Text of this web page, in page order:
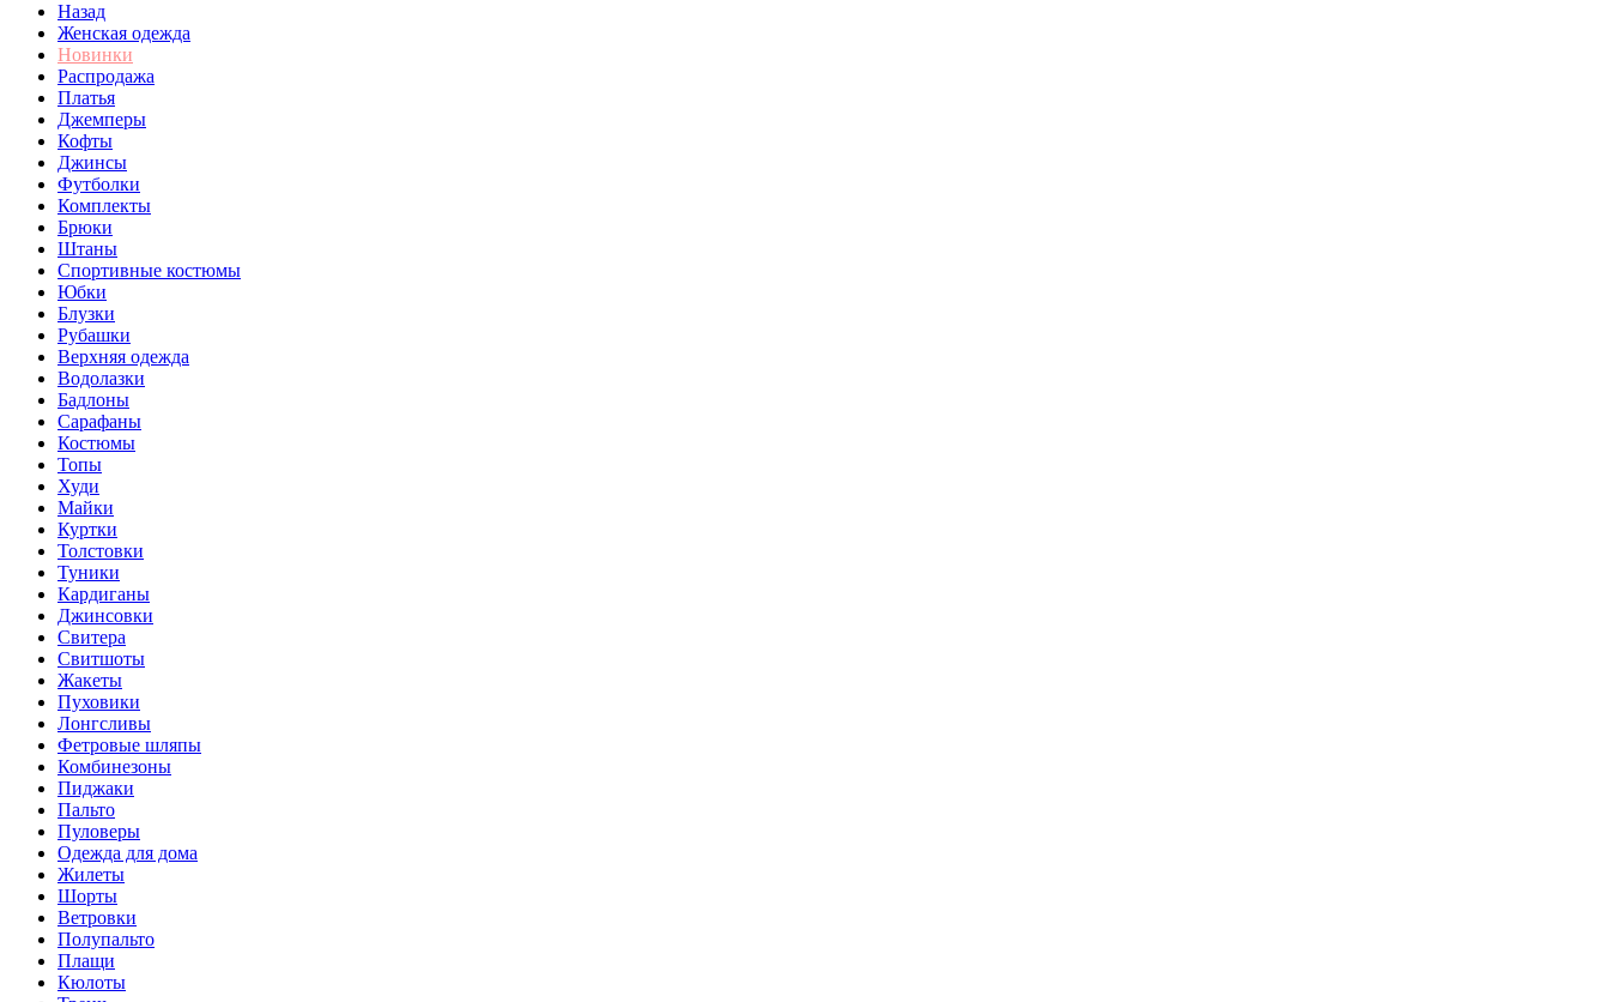
Назад
Женская одежда
Новинки
Распродажа
Платья
Джемперы
Кофты
Джинсы
Футболки
Комплекты
Брюки
Штаны
Спортивные костюмы
Юбки
Блузки
Рубашки
Верхняя одежда
Водолазки
Бадлоны
Сарафаны
Костюмы
Топы
Худи
Майки
Куртки
Толстовки
Туники
Кардиганы
Джинсовки
Свитера
Свитшоты
Жакеты
Пуховики
Лонгсливы
Фетровые шляпы
Комбинезоны
Пиджаки
Пальто
Пуловеры
Одежда для дома
Жилеты
Шорты
Ветровки
Полупальто
Плащи
Кюлоты